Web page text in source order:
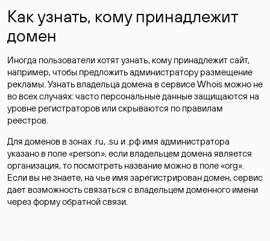
Как узнать, кому принадлежит
домен
Иногда пользователи хотят узнать, кому принадлежит сайт,
например, чтобы предложить администратору размещение
рекламы. Узнать владельца домена в сервисе Whois можно не
во всех случаях: часто персональные данныезащищаются на
уровне регистраторов или скрываются по правилам
реестров.
Для доменов в зонах .ru, .su и .рф имя администратора
указано в поле «person», если владельцем домена является
организация, то посмотреть название можно в поле «org».
Если вы не знаете, на чье имя зарегистрирован домен, сервис
дает возможность связаться с владельцем доменного имени
через форму обратной связи.